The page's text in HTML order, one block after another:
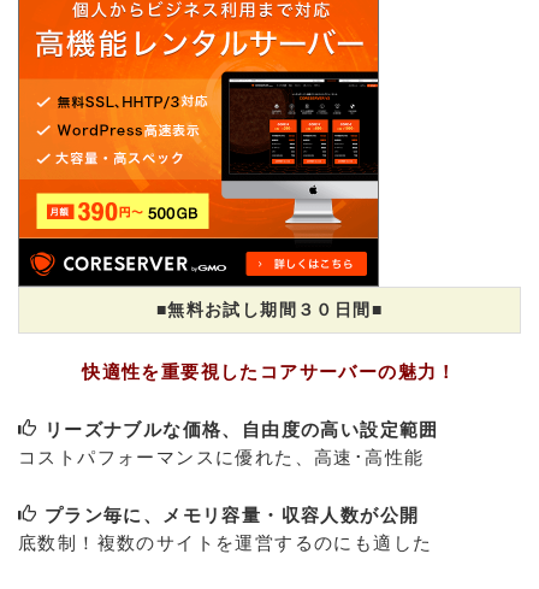
■無料お試し期間３０日間■
快適性を重要視したコアサーバーの魅力！
リーズナブルな価格、自由度の高い設定範囲
コストパフォーマンスに優れた、高速･高性能
プラン毎に、メモリ容量・収容人数が公開
底数制！複数のサイトを運営するのにも適した